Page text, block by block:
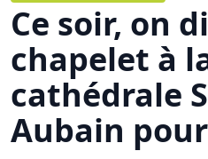
Ce soir, on
chapelet à
cathédrale
Aubain